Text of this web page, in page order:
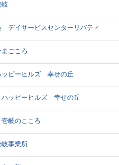
イサービスセンターリバティ
ごころ
ッピーヒルズ 幸せの丘
ッピーヒルズ 幸せの丘
岐のこころ
事業所